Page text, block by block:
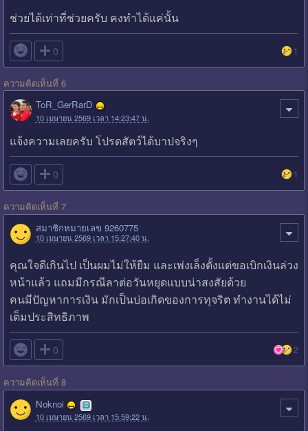
ช่วยได้เท่าที่ช่วยครับ คงทำได้แค่นั้น
 0 1
ความคิดเห็นที่ 6
ToR_GerRarD
10 เมษายน 2569 เวลา 14:23:47 น.
แจ้งความเลยครับ โปรดสัตว์ได้บาปจริงๆ
 0 1
ความคิดเห็นที่ 7
สมาชิกหมายเลข 9260775
10 เมษายน 2569 เวลา 15:27:40 น.
คุณใจดีเกินไป เป็นผมไม่ให้ยืม และเพ่งเล็งตั้งแต่ขอเบิกเงินล่วง
หน้าแล้ว แถมมีกรณีลาต่อวันหยุดแบบน่าสงสัยด้วย
คนมีปัญหาการเงิน มักเป็นบ่อเกิดของการทุจริต ทำงานได้ไม่
เต็มประสิทธิภาพ
 0 2
ความคิดเห็นที่ 8
Noknoi
10 เมษายน 2569 เวลา 15:59:22 น.